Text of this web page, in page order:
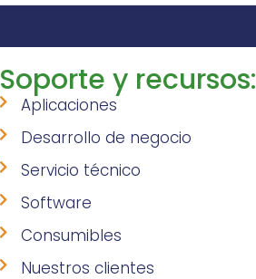
Soporte y recursos:
Aplicaciones
Desarrollo de negocio
Servicio técnico
Software
Consumibles
Nuestros clientes